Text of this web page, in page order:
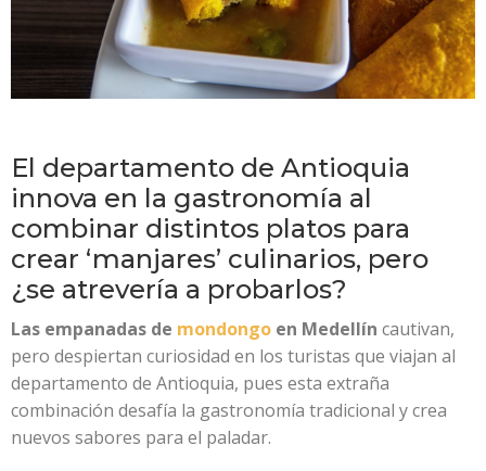
El departamento de Antioquia
innova en la gastronomía al
combinar distintos platos para
crear ‘manjares’ culinarios, pero
¿se atrevería a probarlos?
Las empanadas de mondongo en Medellín cautivan,
pero despiertan curiosidad en los turistas que viajan al
departamento de Antioquia, pues esta extraña
combinación desafía la gastronomía tradicional y crea
nuevos sabores para el paladar.